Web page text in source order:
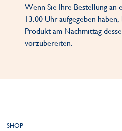
Wenn Sie Ihre Bestellung an
13.00 Uhr aufgegeben
Produkt am Nachmittag
vorzubereiten.
SHOP